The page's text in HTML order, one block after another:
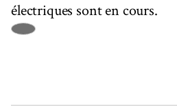
électriques sont en cours.